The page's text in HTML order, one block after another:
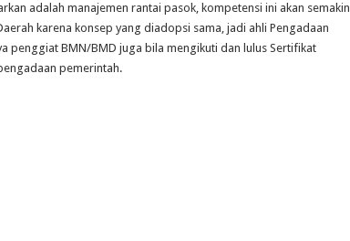
adalah manajemen rantai pasok, kompetensi ini akan semakin
karena konsep yang diadopsi sama, jadi ahli Pengadaan
penggiat BMN/BMD juga bila mengikuti dan lulus Sertifikat
pemerintah.